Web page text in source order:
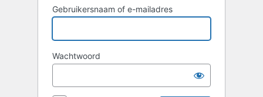
Gebruikersnaam of e-mailadres
Wachtwoord